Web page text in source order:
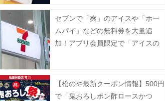
セブンで「爽」のアイスや「ホー
ムパイ」などの無料券を大量追
加！アプリ会員限定で「アイスの
【松のや最新クーポン情報】500円
で「鬼おろしポン酢ロースかつ